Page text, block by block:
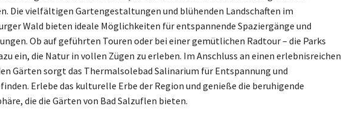
Die vielfältigen Gartengestaltungen und blühenden Landschaften im
Wald bieten ideale Möglichkeiten für entspannende Spaziergänge und
Ob auf geführten Touren oder bei einer gemütlichen Radtour – die Parks
ein, die Natur in vollen Zügen zu erleben. Im Anschluss an einen erlebnisreichen
Gärten sorgt das Thermalsolebad Salinarium für Entspannung und
Erlebe das kulturelle Erbe der Region und genieße die beruhigende
die die Gärten von Bad Salzuflen bieten.